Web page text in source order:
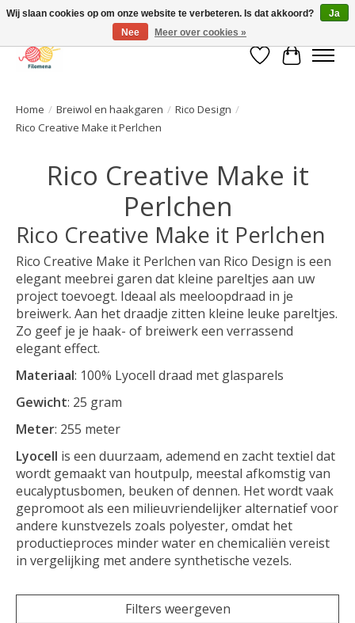
Verlanglijst
Home / Breiwol en haakgaren / Rico Design /
Rico Creative Make it Perlchen
Rico Creative Make it
Perlchen
Rico Creative Make it Perlchen
Rico Creative Make it Perlchen van Rico Design is een
elegant meebrei garen dat kleine pareltjes aan uw
project toevoegt. Ideaal als meeloopdraad in je
breiwerk. Aan het draadje zitten kleine leuke pareltjes.
Zo geef je je haak- of breiwerk een verrassend
elegant effect.
Materiaal: 100% Lyocell draad met glasparels
Gewicht: 25 gram
Meter: 255 meter
Lyocell is een duurzaam, ademend en zacht textiel dat
wordt gemaakt van houtpulp, meestal afkomstig van
eucalyptusbomen, beuken of dennen. Het wordt vaak
gepromoot als een milieuvriendelijker alternatief voor
andere kunstvezels zoals polyester, omdat het
productieproces minder water en chemicaliën vereist
in vergelijking met andere synthetische vezels.
Filters weergeven
Wij slaan cookies op om onze website te verbeteren. Is dat akkoord?
Ja
Nee
Meer over cookies »